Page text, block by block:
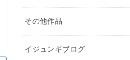
その他作品
イジュンギブログ